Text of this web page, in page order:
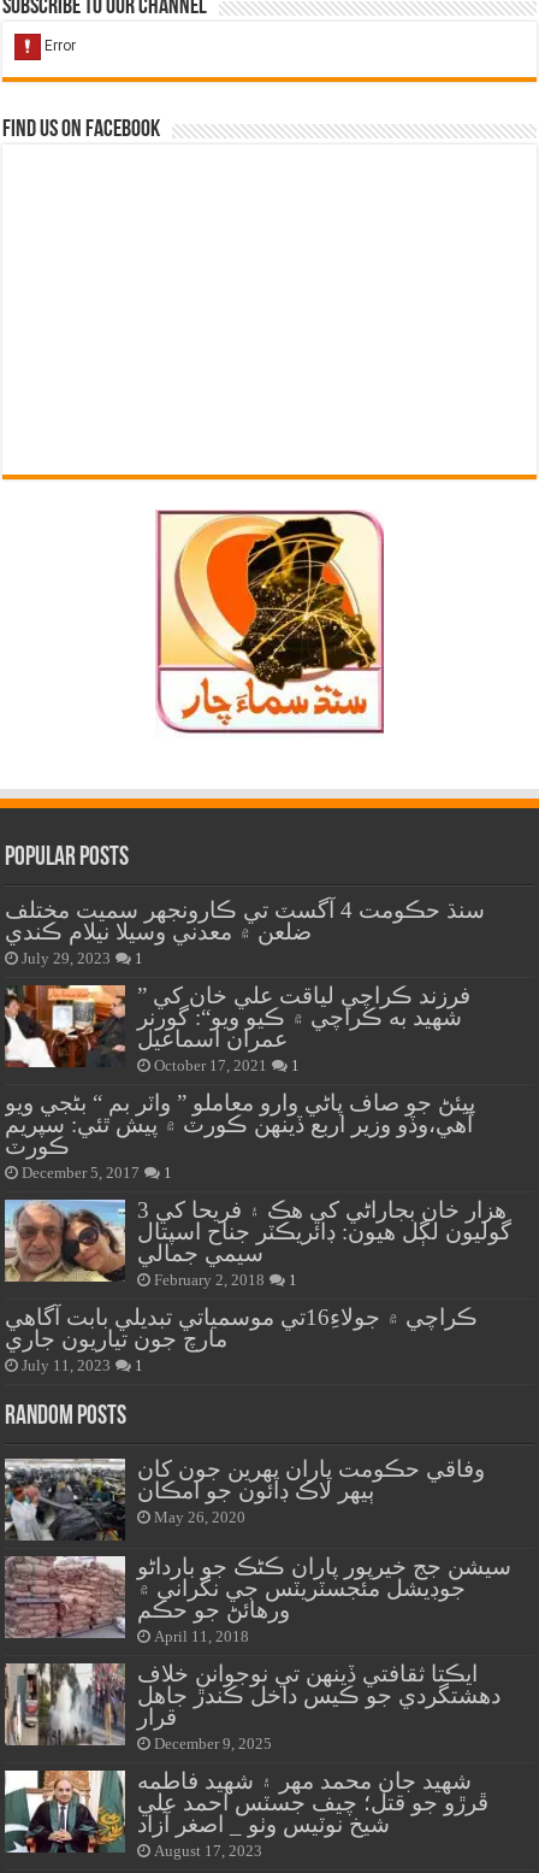
Subscribe to our Channel
Find us on Facebook
Popular Posts
سنڌ حڪومت 4 آگسٽ تي ڪارونجهر سميت مختلف
ضلعن ۾ معدني وسيلا نيلام ڪندي
July 29, 2023 1
” فرزند ڪراچي لياقت علي خان کي
شهيد به ڪراچي ۾ ڪيو ويو“: گورنر
عمران اسماعيل
October 17, 2021 1
پيئڻ جو صاف پاڻي وارو معاملو ” واٽر بم “ بڻجي ويو
آهي،وڏو وزير اربع ڏينهن ڪورٽ ۾ پيش ٿئي: سپريم
ڪورٽ
December 5, 2017 1
هزار خان بجاراڻي کي هڪ ۽ فريحا کي 3
گوليون لڳل هيون: ڊائريڪٽر جناح اسپتال
سيمي جمالي
February 2, 2018 1
ڪراچي ۾ جولاءِ16تي موسمياتي تبديلي بابت آگاهي
مارچ جون تياريون جاري
July 11, 2023 1
Random Posts
وفاقي حڪومت پاران پهرين جون کان
ٻيهر لاڪ ڊائون جو امڪان
May 26, 2020
سيشن جج خيرپور پاران ڪڻڪ جو بارداڻو
جوڊيشل مئجسٽريٽس جي نگراني ۾
ورهائڻ جو حڪم
April 11, 2018
ايڪتا ثقافتي ڏينهن تي نوجوانن خلاف
دهشتگردي جو ڪيس داخل ڪندڙ جاهل
قرار
December 9, 2025
شهيد جان محمد مهر ۽ شهيد فاطمه
ڦرڙو جو قتل؛ چيف جسٽس احمد علي
شيخ نوٽيس وٺو _ اصغر آزاد
August 17, 2023